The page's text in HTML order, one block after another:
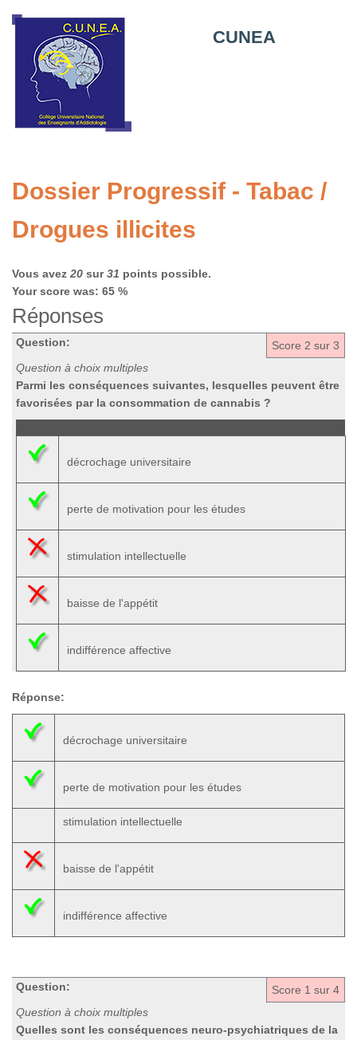
CUNEA
Dossier Progressif - Tabac /
Drogues illicites
Vous avez 20 sur31 points possible.
Your score was: 65 %
Réponses
Score 2 sur 3
Question:
Question à choix multiples
Parmi les conséquences suivantes, lesquelles peuvent être
favorisées par la consommation de cannabis ?
décrochage universitaire
perte de motivation pour les études
stimulation intellectuelle
baisse de l'appétit
indifférence affective
Réponse:
décrochage universitaire
perte de motivation pour les études
stimulation intellectuelle
baisse de l'appétit
indifférence affective
Score 1 sur 4
Question:
Question à choix multiples
Quelles sont les conséquences neuro-psychiatriques de la